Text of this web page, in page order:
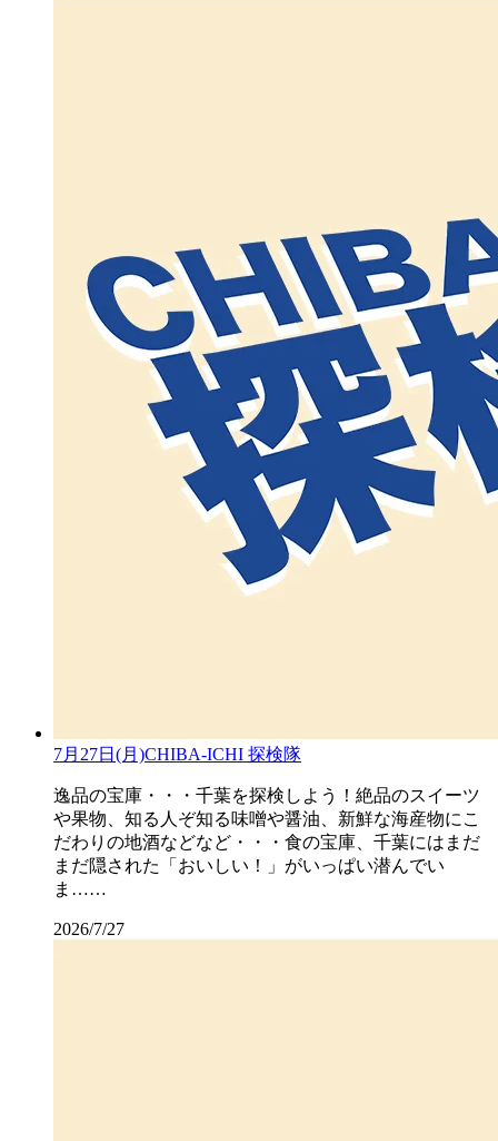
7月27日(月)CHIBA-ICHI 探検隊
逸品の宝庫・・・千葉を探検しよう！絶品のスイーツ
や果物、知る人ぞ知る味噌や醤油、新鮮な海産物にこ
だわりの地酒などなど・・・食の宝庫、千葉にはまだ
まだ隠された「おいしい！」がいっぱい潜んでい
ま……
2026/7/27